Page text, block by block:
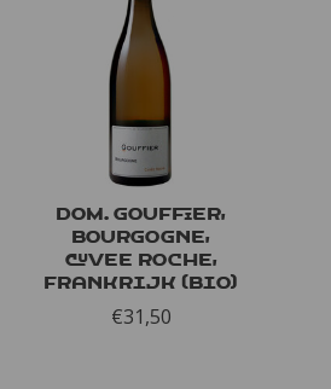
Dom. Gouffier,
Bourgogne,
Cuvee Roche,
Frankrijk (bio)
€31,50